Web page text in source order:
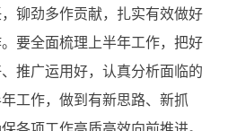
铆劲多作贡献，扎实有效做好
要全面梳理上半年工作，把好
推广运用好，认真分析面临的
工作，做到有新思路、新抓